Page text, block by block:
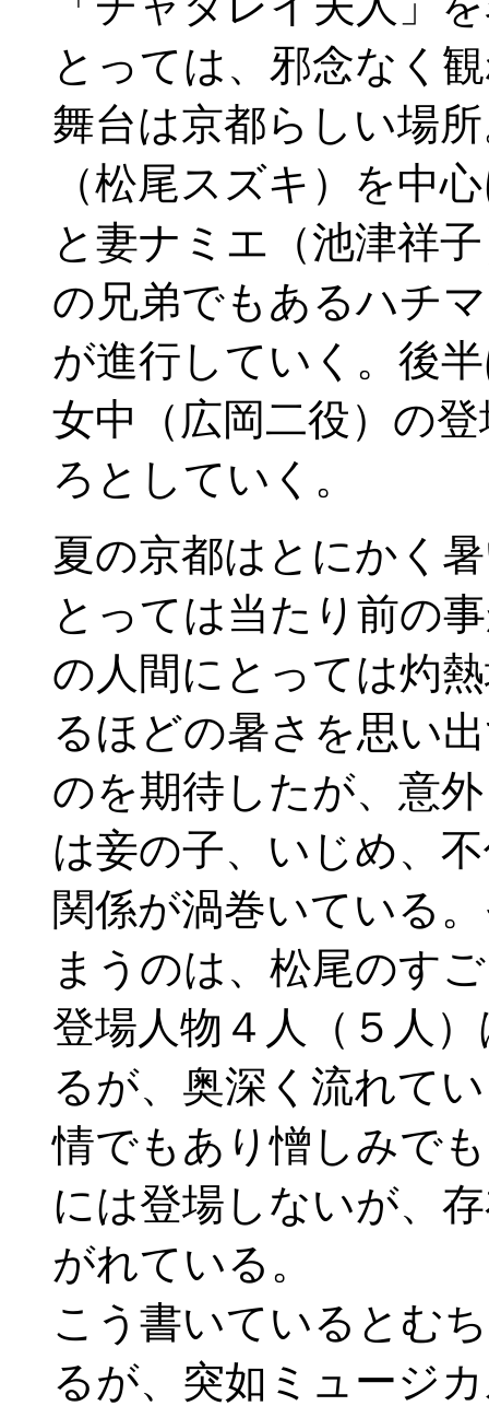
とっては、邪念なく
舞台は京都らしい場
（松尾スズキ）を中
と妻ナミエ（池津祥
の兄弟でもあるハチ
が進行していく。後
女中（広岡二役）の
ろとしていく。
夏の京都はとにかく
とっては当たり前の
の人間にとっては灼
るほどの暑さを思い
のを期待したが、意
は妾の子、いじめ、
関係が渦巻いている
まうのは、松尾のす
登場人物４人（５人
るが、奥深く流れて
情でもあり憎しみで
には登場しないが、
がれている。
こう書いているとむ
るが、突如ミュージ